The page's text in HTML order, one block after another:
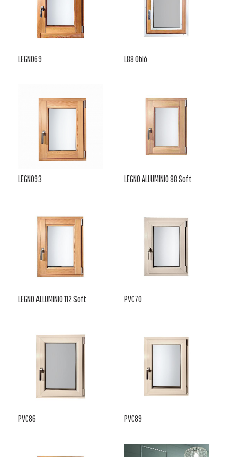
LEGNO69 L88 Oblò
LEGNO93 LEGNO ALLUMINIO 88 Soft
LEGNO ALLUMINIO 112 Soft PVC70
PVC86 PVC89